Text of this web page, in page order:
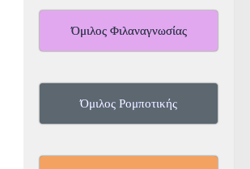
Όμιλος Φιλαναγνωσίας
Όμιλος Ρομποτικής